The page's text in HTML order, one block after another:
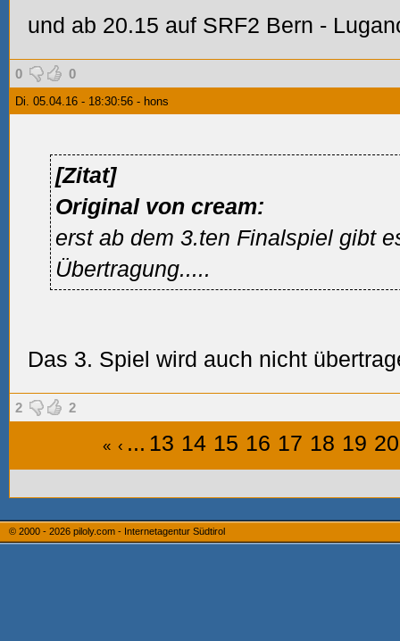
und ab 20.15 auf SRF2 Bern -
0 0
Di. 05.04.16 - 18:30:56 - hons
[Zitat]
Original von cream:
erst ab dem 3.ten Finalspiel gibt
Übertragung.....
Das 3. Spiel wird auch nicht
2 2
« ‹ ... 13 14 15 16 17 18 19 20
© 2000 - 2026 piloly.com - Internetagentur Südtirol